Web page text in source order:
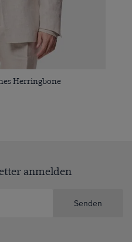
Herringbone
anmelden
Senden